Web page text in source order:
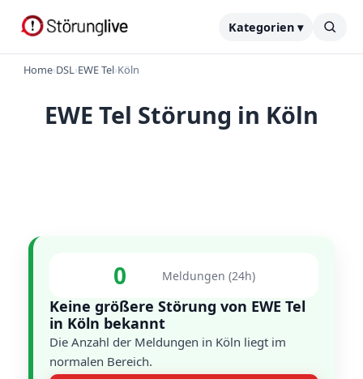
Kategorien ▾
Home›DSL›EWE Tel›Köln
EWE Tel Störung in Köln
0 Meldungen (24h)
Keine größere Störung von EWE Tel
in Köln bekannt
Die Anzahl der Meldungen in Köln liegt im
normalen Bereich.